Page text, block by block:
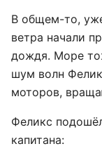
В общем-то,
ветра начали
дождя. Море
шум волн
моторов,
Феликс
капитана: